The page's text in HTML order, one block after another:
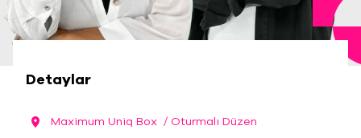
Detaylar
Maximum Uniq Box / Oturmalı Düzen